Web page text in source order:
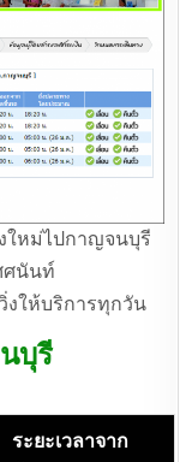
ใหม่ไปกาญจนบุรี
ศนันท์
งให้บริการทุกวัน
บุรี
ระยะเวลาจาก